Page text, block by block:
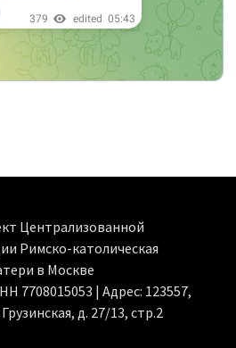
Централизованной
Римско-католическая
в Москве
7708015053 | Адрес: 123557,
д. 27/13, стр.2